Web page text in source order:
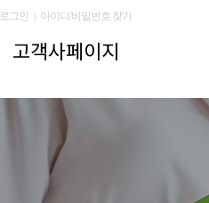
로그인 아이디/비밀번호 찾기
고객사페이지